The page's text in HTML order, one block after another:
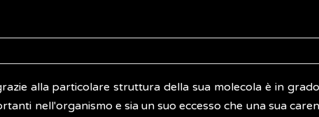
alla particolare struttura della sua molecola è in
nell'organismo e sia un suo eccesso che una sua